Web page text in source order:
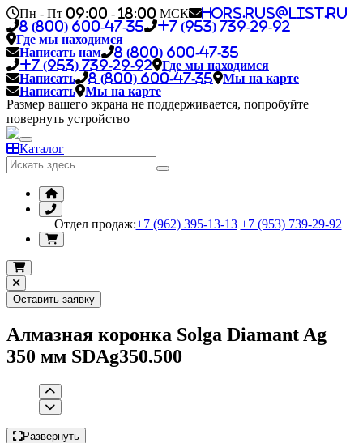
Пн - Пт 09:00 - 18:00 МСК
hors.rus@list.ru
8 (800) 600-47-35
+7 (953) 739-29-92
Где мы находимся
Написать нам
8 (800) 600-47-35
+7 (953) 739-29-92
Где мы находимся
Написать
8 (800) 600-47-35
Мы на карте
Написать
Мы на карте
Размер вашего экрана не поддерживается, попробуйте
повернуть устройство
Каталог
Отдел продаж:+7 (962) 395-13-13 +7 (953) 739-29-92
Оставить заявку
Алмазная коронка Solga Diamant Ag
350 мм SDAg350.500
Развернуть